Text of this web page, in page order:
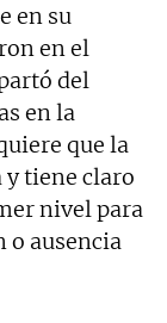
en su
en el
del
en la
que la
tiene claro
nivel para
o ausencia